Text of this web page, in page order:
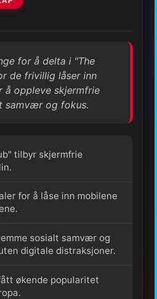
for å delta i "The
de frivillig låser inn
å oppleve skjermfrie
samvær og fokus.
tilbyr skjermfrie
for å låse inn mobilene
sosialt samvær og
digitale distraksjoner.
økende popularitet